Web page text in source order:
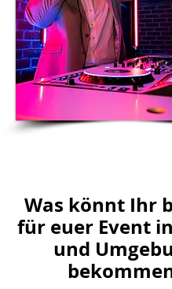
Was könnt Ihr
für euer Event
und